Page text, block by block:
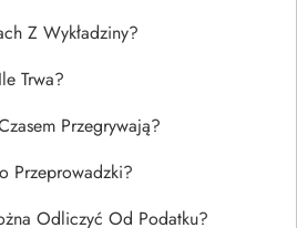
Z Wykładziny?
Trwa?
Przegrywają?
Przeprowadzki?
Odliczyć Od Podatku?